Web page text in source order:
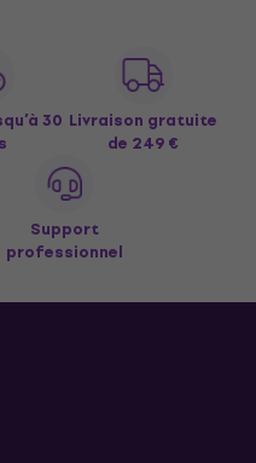
30 Livraison gratuite
de 249 €
Support
professionnel